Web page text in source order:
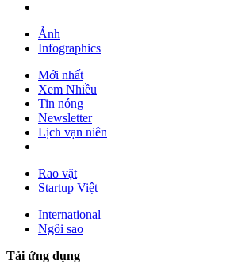
Ảnh
Infographics
Mới nhất
Xem Nhiều
Tin nóng
Newsletter
Lịch vạn niên
Rao vặt
Startup Việt
International
Ngôi sao
Tải ứng dụng